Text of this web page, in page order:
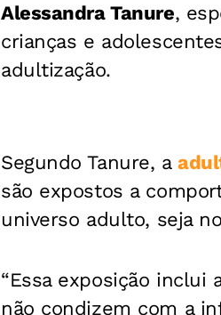
Alessandra Tanure,
crianças e
adultização.
Segundo Tanure, a
são expostos a
universo adulto, seja
“Essa exposição inclui
não condizem com a